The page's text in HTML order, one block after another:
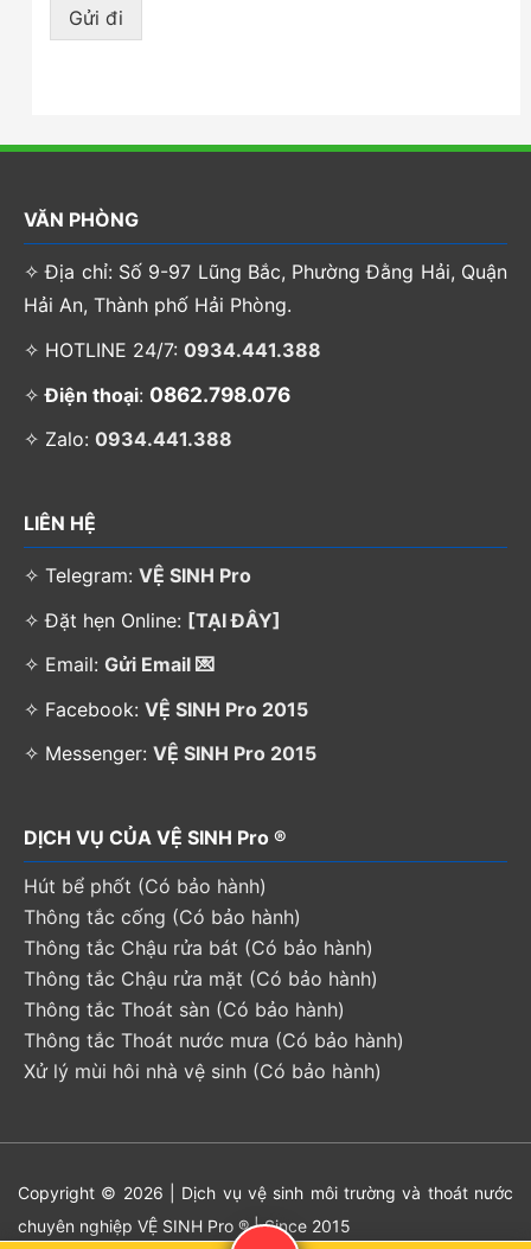
Gửi đi
VĂN PHÒNG
✧ Địa chỉ: Số 9-97 Lũng Bắc, Phường Đằng Hải, Quận
Hải An, Thành phố Hải Phòng.
✧ HOTLINE 24/7: 0934.441.388
✧Điện thoại: 0862.798.076
✧ Zalo: 0934.441.388
LIÊN HỆ
✧ Telegram: VỆ SINH Pro
✧ Đặt hẹn Online: [TẠI ĐÂY]
✧ Email: Gửi Email 💌
✧ Facebook: VỆ SINH Pro 2015
✧ Messenger: VỆ SINH Pro 2015
DỊCH VỤ CỦA VỆ SINH Pro ®
Hút bể phốt (Có bảo hành)
Thông tắc cống (Có bảo hành)
Thông tắc Chậu rửa bát (Có bảo hành)
Thông tắc Chậu rửa mặt (Có bảo hành)
Thông tắc Thoát sàn (Có bảo hành)
Thông tắc Thoát nước mưa (Có bảo hành)
Xử lý mùi hôi nhà vệ sinh (Có bảo hành)
Copyright © 2026 | Dịch vụ vệ sinh môi trường và thoát nước
chuyên nghiệp VỆ SINH Pro ® | Since 2015